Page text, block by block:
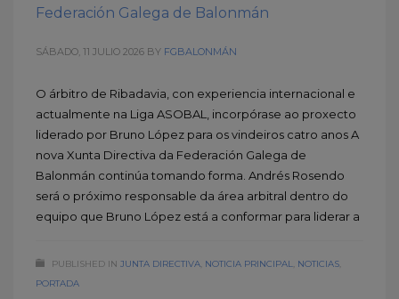
Federación Galega de Balonmán
SÁBADO, 11 JULIO 2026 BY FGBALONMÁN
O árbitro de Ribadavia, con experiencia internacional e
actualmente na Liga ASOBAL, incorpórase ao proxecto
liderado por Bruno López para os vindeiros catro anos A
nova Xunta Directiva da Federación Galega de
Balonmán continúa tomando forma. Andrés Rosendo
será o próximo responsable da área arbitral dentro do
equipo que Bruno López está a conformar para liderar a
PUBLISHED IN JUNTA DIRECTIVA NOTICIA PRINCIPAL NOTICIAS
PORTADA